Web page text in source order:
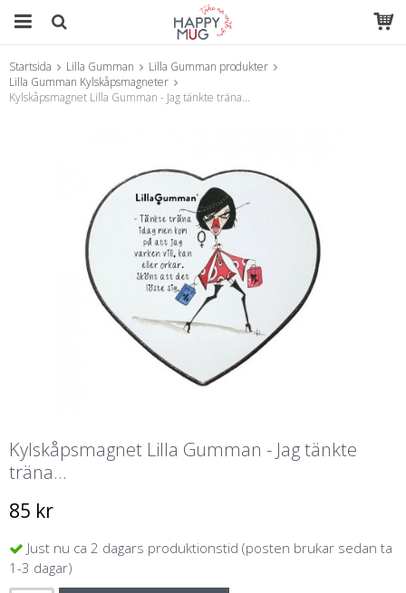
Produkten har blivit tillagd i varukorgen
Startsida Lilla Gumman
Lilla Gumman produkter
Lilla Gumman Kylskåpsmagneter
Kylskåpsmagnet Lilla Gumman - Jag tänkte träna...
Kylskåpsmagnet Lilla Gumman - Jag tänkte
träna...
85 kr
Just nu ca 2 dagars produktionstid (posten brukar sedan ta
1-3 dagar)